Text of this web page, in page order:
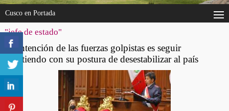
Cusco en Portada
"jefe de estado"
La intención de las fuerzas golpistas es seguir
insistiendo con su postura de desestabilizar al país